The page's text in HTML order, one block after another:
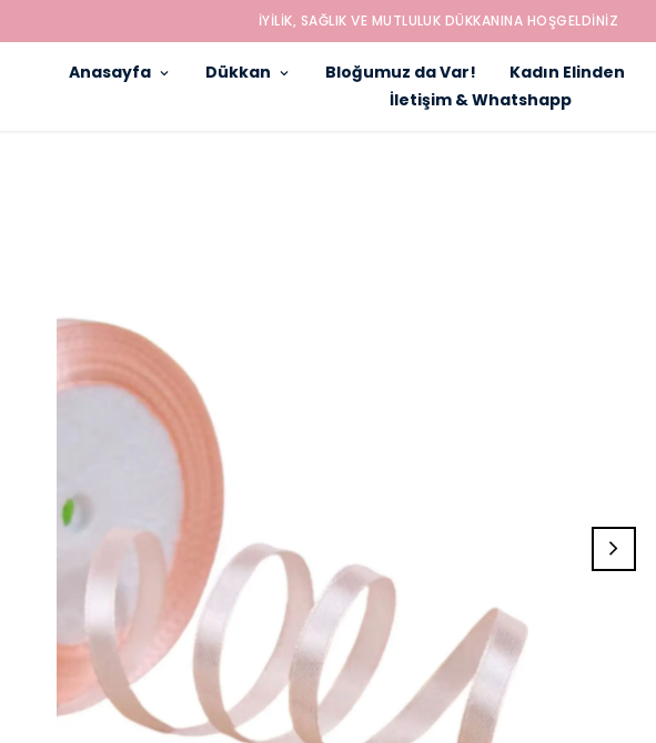
İYILIK, SAĞLIK VE MUTLULUK DÜKKANINA HOŞGELDINIZ
Anasayfa Dükkan Bloğumuz da Var! Kadın Elinden
İletişim & Whatshapp